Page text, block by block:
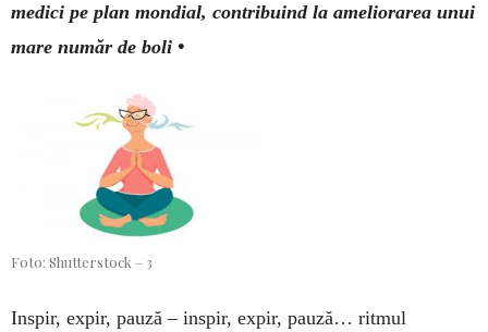
medici pe plan mon­dial, contribuind la ameliorarea unui
mare număr de boli •
Foto: Shutterstock – 3
Inspir, expir, pauză – inspir, expir, pauză… ritmul